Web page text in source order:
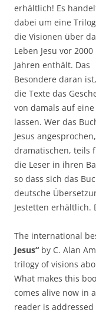
erhältlich! Es
dabei um eine
die Visionen über
Leben Jesu vor 2000
Jahren enthält. Das
Besondere daran
die Texte das
von damals auf
lassen. Wer das
Jesus
dramatischen, teils
die Leser in ihren
so dass sich das
deutsche
Jestetten erhältlich.
The international
Jesus“ by C. Alan
trilogy of visions
What makes this
comes alive now in
reader is